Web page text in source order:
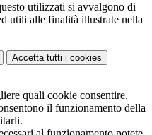
utilizzati si avvalgono di
utili alle finalità illustrate nella
Accetta tutti i cookies
quali cookie consentire.
il funzionamento della